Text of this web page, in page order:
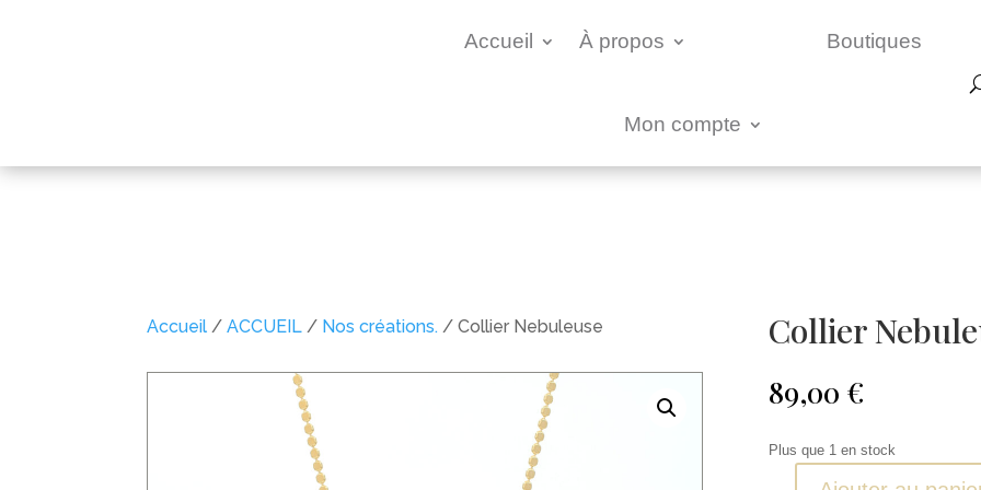
Accueil À propos Boutiques
Mon compte
Accueil /ACCUEIL / Nos créations. / Collier Nebuleuse Collier
89,00 €
Plus que 1 en stock